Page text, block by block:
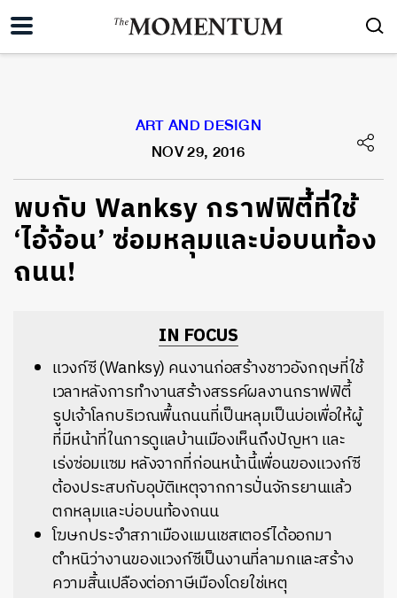
ART AND DESIGN
NOV 29, 2016
พบกับ Wanksy กราฟฟิตี้ที่ใช้
‘ไอ้จ้อน’ ซ่อมหลุมและบ่อบนท้อง
ถนน!
IN FOCUS
แวงก์ซี (Wanksy) คนงานก่อสร้างชาวอังกฤษที่ใช้
เวลาหลังการทำงานสร้างสรรค์ผลงานกราฟฟิตี้
รูปเจ้าโลกบริเวณพื้นถนนที่เป็นหลุมเป็นบ่อเพื่อให้ผู้
ที่มีหน้าที่ในการดูแลบ้านเมืองเห็นถึงปัญหา และ
เร่งซ่อมแซม หลังจากที่ก่อนหน้านี้เพื่อนของแวงก์ซี
ต้องประสบกับอุบัติเหตุจากการปั่นจักรยานแล้ว
ตกหลุมและบ่อบนท้องถนน
โฆษกประจำสภาเมืองแมนเชสเตอร์ได้ออกมา
ตำหนิว่างานของแวงก์ซีเป็นงานที่ลามกและสร้าง
ความสิ้นเปลืองต่อภาษีเมืองโดยใช่เหตุ